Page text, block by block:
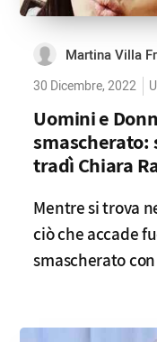
Martina Villa
30 Dicembre, 2022
Uomini e
smascherato:
tradì Chiara
Mentre si trova
ciò che accade
smascherato